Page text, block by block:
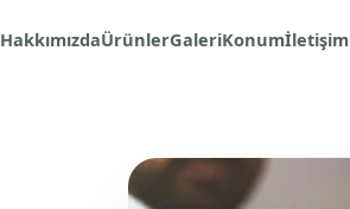
HakkımızdaÜrünlerGaleriKonumİletişim